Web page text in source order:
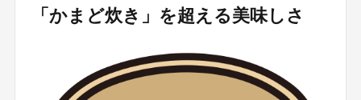
「かまど炊き」を超える美味しさ